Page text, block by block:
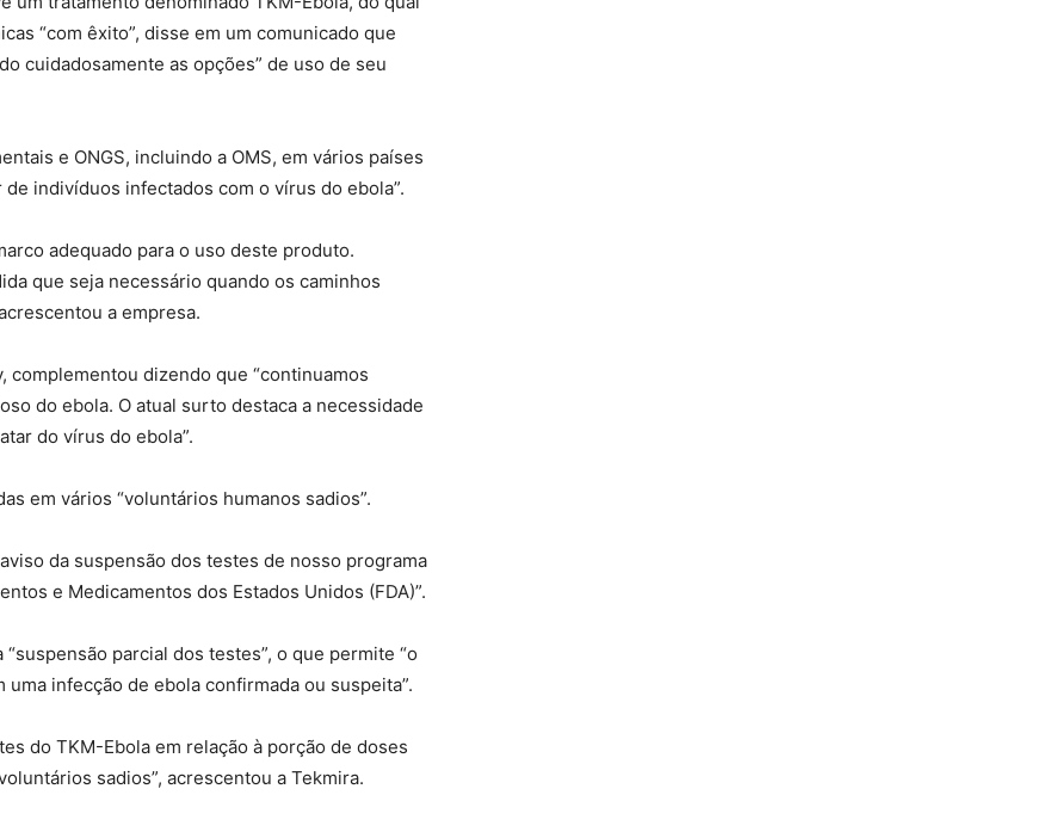
“com êxito”, disse em um comunicado que
cuidadosamente as opções” de uso de seu
e ONGS, incluindo a OMS, em vários países
indivíduos infectados com o vírus do ebola”.
adequado para o uso deste produto.
que seja necessário quando os caminhos
a empresa.
complementou dizendo que “continuamos
do ebola. O atual surto destaca a necessidade
do vírus do ebola”.
em vários “voluntários humanos sadios”.
da suspensão dos testes de nosso programa
e Medicamentos dos Estados Unidos (FDA)”.
parcial dos testes”, o que permite “o
infecção de ebola confirmada ou suspeita”.
do TKM-Ebola em relação à porção de doses
sadios”, acrescentou a Tekmira.